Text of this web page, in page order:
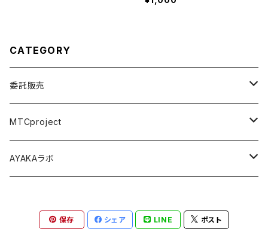
CATEGORY
委託販売
パジャマパーティー ~うちらの部屋へようこそ~
舞台 Seizing the day
尾本祐菜生誕祭
MTCproject
Choose My Story!
AYAKAラボ
保存 シェア LINE ポスト